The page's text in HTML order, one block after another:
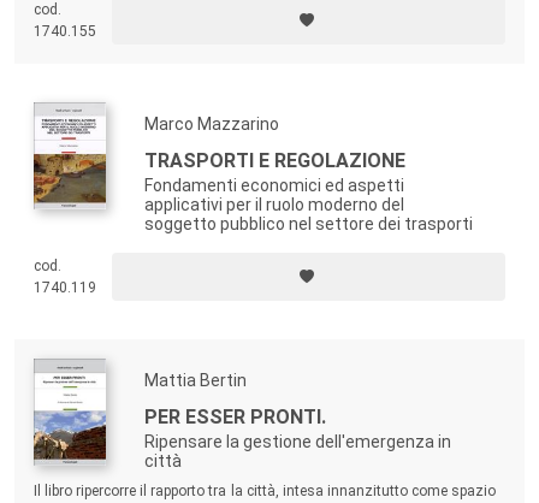
dall’ingegneria all’economia, dalla filosofia all’urbanistica. Un percorso
che nasce dalla differenza e dalla pluralità, con la consapevolezza che
analisi necessarie per comprenderla.
cod.
1740.155
Marco Mazzarino
TRASPORTI E REGOLAZIONE
Fondamenti economici ed aspetti
applicativi per il ruolo moderno del
soggetto pubblico nel settore dei trasporti
cod.
1740.119
Mattia Bertin
PER ESSER PRONTI.
Ripensare la gestione dell'emergenza in
città
Il libro ripercorre il rapporto tra la città, intesa innanzitutto come spazio